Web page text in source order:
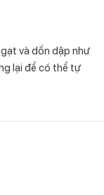
và dồn dập như
lại để có thể tự